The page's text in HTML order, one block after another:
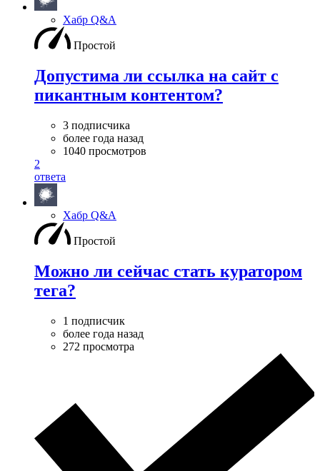
Хабр Q&A
Простой
Допустима ли ссылка на сайт с
пикантным контентом?
3 подписчика
более года назад
1040 просмотров
2
ответа
Хабр Q&A
Простой
Можно ли сейчас стать куратором
тега?
1 подписчик
более года назад
272 просмотра